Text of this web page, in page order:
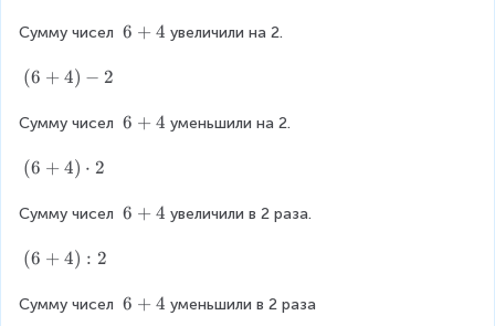
+
)
2
Сумму чисел 6
6 + 4 увеличили на 2.
(
+
)
2
(6 + 4) − 2
Сумму чисел 6
6 + 4 уменьшили на 2.
(
+
)
c
(6 + 4) ⋅ 2
Сумму чисел 6
6 + 4 увеличили в 2 раза.
(
+
(6 + 4) : 2
Сумму чисел 6
6 + 4 уменьшили в 2 раза